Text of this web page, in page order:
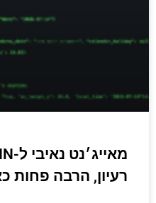
רעיון, הרבה פחות